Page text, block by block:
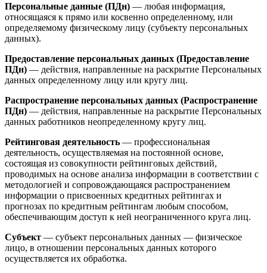
Персональные данные (ПДн) — любая информация,
относящаяся к прямо или косвенно определенному, или
определяемому физическому лицу (субъекту персональных
данных).
Предоставление персональных данных (Предоставление
ПДн) — действия, направленные на раскрытие Персональных
данных определенному лицу или кругу лиц.
Распространение персональных данных (Распространение
ПДн) — действия, направленные на раскрытие Персональных
данных работников неопределенному кругу лиц.
Рейтинговая деятельность — профессиональная
деятельность, осуществляемая на постоянной основе,
состоящая из совокупности рейтинговых действий,
проводимых на основе анализа информации в соответствии с
методологией и сопровождающаяся распространением
информации о присвоенных кредитных рейтингах и
прогнозах по кредитным рейтингам любым способом,
обеспечивающим доступ к ней неограниченного круга лиц.
Субъект — субъект персональных данных — физическое
лицо, в отношении персональных данных которого
осуществляется их обработка.